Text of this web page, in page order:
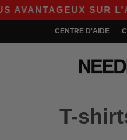
SUR L’APP
CENTRE D'AIDE
T-